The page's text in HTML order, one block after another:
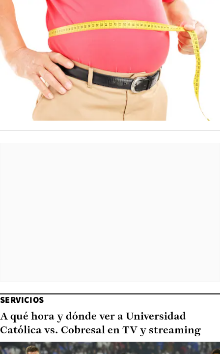
SERVICIOS
A qué hora y dónde ver a Universidad
Católica vs. Cobresal en TV y streaming